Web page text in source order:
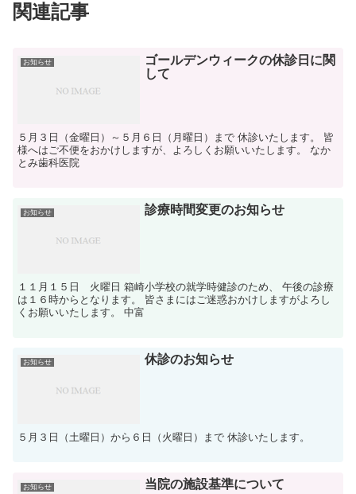
関連記事
お知らせ
ゴールデンウィークの休診日に関
して
５月３日（金曜日）～５月６日（月曜日）まで 休診いたします。 皆
様へはご不便をおかけしますが、よろしくお願いいたします。 なか
とみ歯科医院
お知らせ 診療時間変更のお知らせ
１１月１５日 火曜日 箱崎小学校の就学時健診のため、 午後の診療
は１６時からとなります。 皆さまにはご迷惑おかけしますがよろし
くお願いいたします。 中富
お知らせ 休診のお知らせ
５月３日（土曜日）から６日（火曜日）まで 休診いたします。
お知らせ 当院の施設基準について